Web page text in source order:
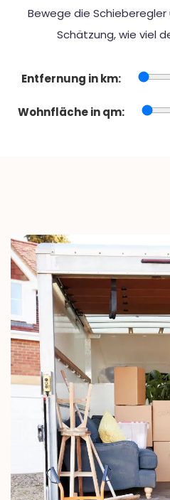
Bewege die
Schätzung, wie viel
Entfernung in km:
Wohnfläche in qm: